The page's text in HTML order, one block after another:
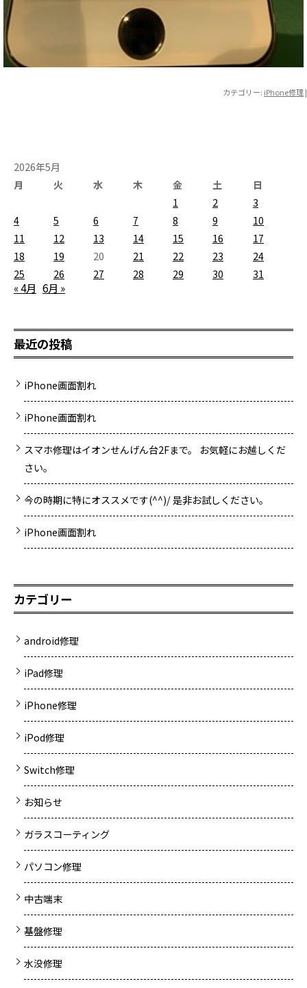
カテゴリー: iPhone修理|
2026年5月
月
火 水 木 金 土
日
1
2
3
4
5 6 7 8 9
10
11
12 13 14 15 16
17
18
19 20 21 22 23
24
25
26 27 28 29 30 31
« 4月 6月 »
最近の投稿
iPhone画面割れ
iPhone画面割れ
スマホ修理はイオンせんげん台2Fまで。 お気軽にお越しくだ
さい。
今の時期に特にオススメです(^^)/ 是非お試しください。
iPhone画面割れ
カテゴリー
android修理
iPad修理
iPhone修理
iPod修理
Switch修理
お知らせ
ガラスコーティング
パソコン修理
中古端末
基盤修理
水没修理